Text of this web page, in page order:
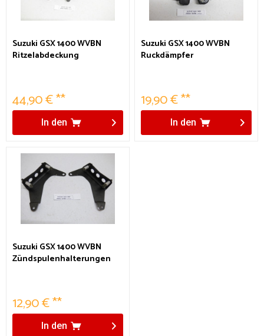
Suzuki GSX 1400 WVBN
Ritzelabdeckung
44,90 € **
In den
Suzuki GSX 1400 WVBN
Ruckdämpfer
19,90 € **
In den
Suzuki GSX 1400 WVBN
Zündspulenhalterungen
12,90 € **
In den